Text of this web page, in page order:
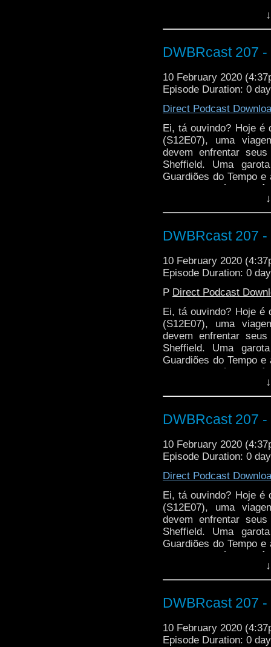
DWBRcast 207
10 February 2020
Episode Duration: 0
Direct Podcast
Ei, tá ouvindo? Hoje é
(S12E07), uma
devem enfrentar
Sheffield. Uma
Guardiões do Tempo
DWBRcast 207
10 February 2020
Episode Duration: 0
P Direct Podcast
Ei, tá ouvindo? Hoje é
(S12E07), uma
devem enfrentar
Sheffield. Uma
Guardiões do Tempo
DWBRcast 207
10 February 2020
Episode Duration: 0
Direct Podcast
Ei, tá ouvindo? Hoje é
(S12E07), uma
devem enfrentar
Sheffield. Uma
Guardiões do Tempo
DWBRcast 207
10 February 2020
Episode Duration: 0